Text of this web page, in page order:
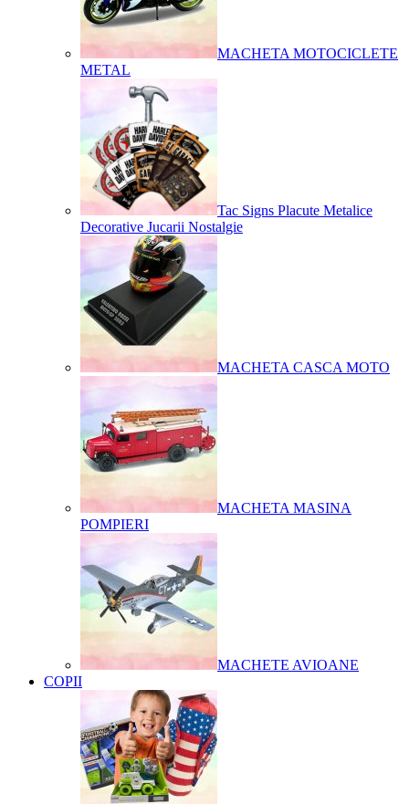
MACHETA MOTOCICLETE
METAL
Tac Signs Placute Metalice
Decorative Jucarii Nostalgie
MACHETA CASCA MOTO
MACHETA MASINA
POMPIERI
MACHETE AVIOANE
COPII